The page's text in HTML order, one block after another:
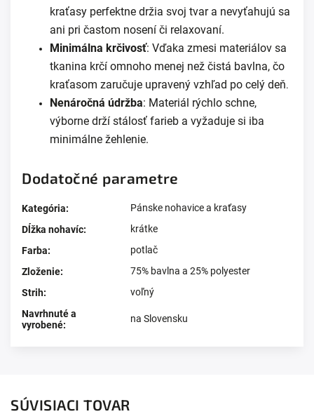
kraťasy perfektne držia svoj tvar a nevyťahujú sa
ani pri častom nosení či relaxovaní.
Minimálna krčivosť: Vďaka zmesi materiálov sa
tkanina krčí omnoho menej než čistá bavlna, čo
kraťasom zaručuje upravený vzhľad po celý deň.
Nenáročná údržba: Materiál rýchlo schne,
výborne drží stálosť farieb a vyžaduje si iba
minimálne žehlenie.
Dodatočné parametre
Kategória:
Pánske nohavice a kraťasy
Dĺžka nohavíc:
krátke
Farba:
potlač
Zloženie:
75% bavlna a 25% polyester
Strih:
voľný
Navrhnuté a
vyrobené:
na Slovensku
SÚVISIACI TOVAR